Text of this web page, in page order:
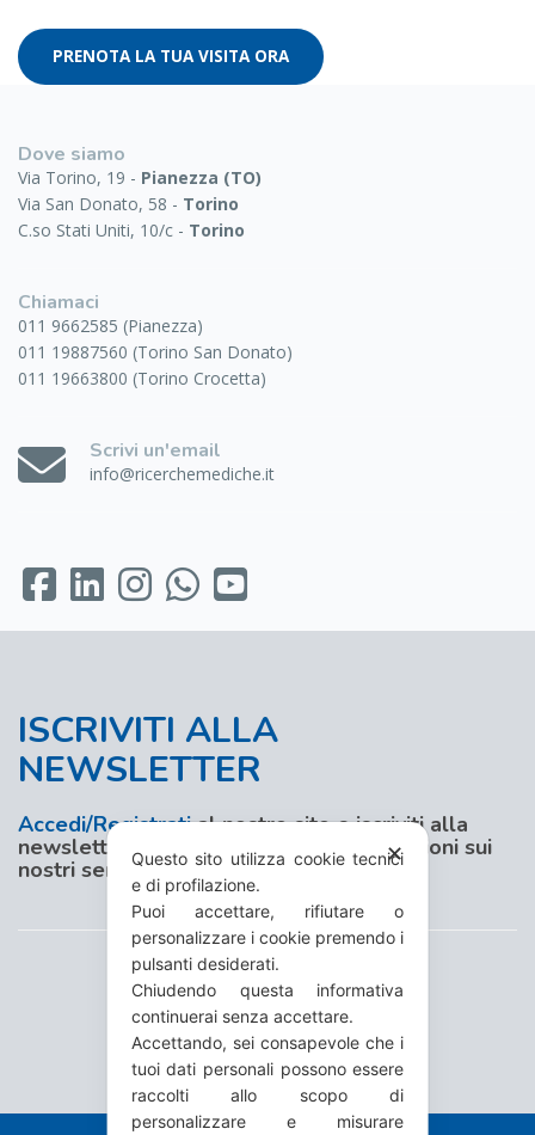
PRENOTA LA TUA VISITA ORA
Dove siamo
Via Torino, 19 - Pianezza (TO)
Via San Donato, 58 - Torino
C.so Stati Uniti, 10/c - Torino
Chiamaci
011 9662585 (Pianezza)
011 19887560 (Torino San Donato)
011 19663800 (Torino Crocetta)
Scrivi un'email
info@ricerchemediche.it
ISCRIVITI ALLA
NEWSLETTER
Accedi/Registratial nostro sito e iscriviti alla
newsletter per aggiornamenti e promozioni sui
nostri servizi
✕
Questo sito utilizza cookie tecnici
e di profilazione.
Puoi accettare, rifiutare o
personalizzare i cookie premendo i
pulsanti desiderati.
Chiudendo questa informativa
continuerai senza accettare.
Accettando, sei consapevole che i
tuoi dati personali possono essere
raccolti allo scopo di
personalizzare e misurare